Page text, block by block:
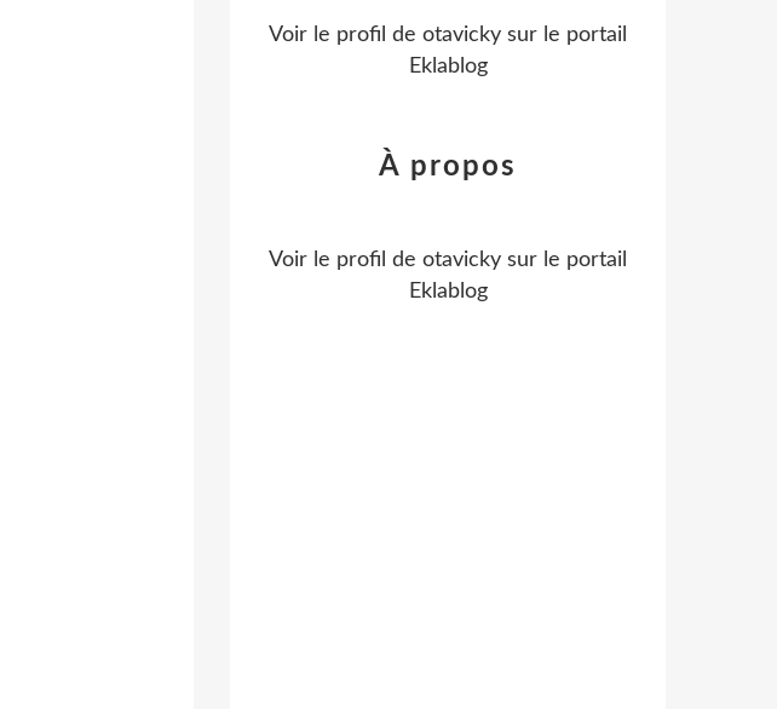
Voir le profil de otavicky sur le portail
Eklablog
À propos
Voir le profil de otavicky sur le portail
Eklablog